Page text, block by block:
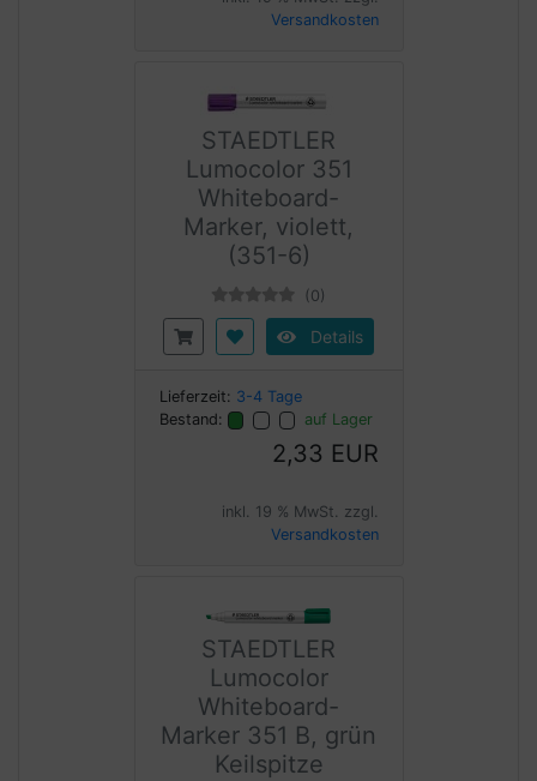
Versandkosten
STAEDTLER
Lumocolor 351
Whiteboard-
Marker, violett,
(351-6)
(0)
Details
Lieferzeit: 3-4 Tage
Bestand:
auf Lager
2,33 EUR
inkl. 19 % MwSt. zzgl.
Versandkosten
STAEDTLER
Lumocolor
Whiteboard-
Marker 351 B, grün
Keilspitze